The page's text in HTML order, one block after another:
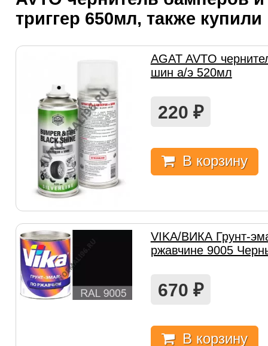
триггер 650мл, также купили
AGAT AVTO
шин а/э 520мл
220 ₽
В корзину
VIKA/ВИКА Грунт-
ржавчине 9005
670 ₽
В корзину